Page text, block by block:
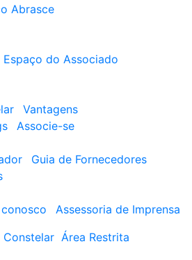
Abrasce
Espaço do Associado
Vantagens
Associe-se
Guia de Fornecedores
conosco
Assessoria de Imprensa
Constelar Área Restrita